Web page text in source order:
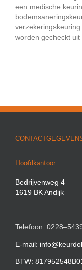
een medische
worden gecheckt uit
Hoofdkantoor
Bedrijvenweg 4
1619 BK Andijk
Telefoon:
E-mail:
BTW: